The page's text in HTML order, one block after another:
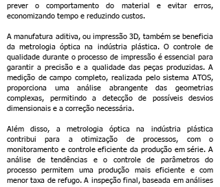
prever o comportamento do material e evitar erros,
economizando tempo e reduzindo custos.
A manufatura aditiva, ou impressão 3D, também se beneficia
da metrologia óptica na indústria plástica. O controle de
qualidade durante o processo de impressão é essencial para
garantir a precisão e a qualidade das peças produzidas. A
medição de campo completo, realizada pelo sistema ATOS,
proporciona uma análise abrangente das geometrias
complexas, permitindo a detecção de possíveis desvios
dimensionais e a correção necessária.
Além disso, a metrologia óptica na indústria plástica
contribui para a otimização de processos, com o
monitoramento e controle eficiente da produção em série. A
análise de tendências e o controle de parâmetros do
processo permitem uma produção mais eficiente e com
menor taxa de refugo. A inspeção final, baseada em análises